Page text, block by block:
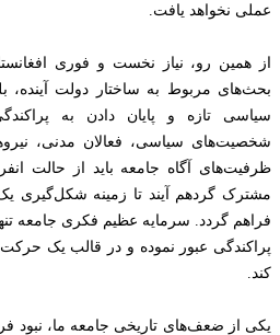
عملی نخواهد یافت.
از همین رو، نیاز نخست و فوری
بحث‌های مربوط به ساختار دولت آینده،
سیاسی تازه و پایان دادن به
شخصیت‌های سیاسی، فعالان مدنی،
ظرفیت‌های آگاه جامعه باید از حالت
مشترک گردهم آیند تا زمینه شکل‌گیری
فراهم گردد. سرمایه عظیم فکری جامعه
پراکندگی عبور نموده و در قالب یک حرکت
کند.
یکی از ضعف‌های تاریخی جامعه ما، نبود